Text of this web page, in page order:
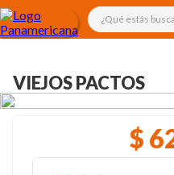
¿Qué estás
VIEJOS PACTOS
$